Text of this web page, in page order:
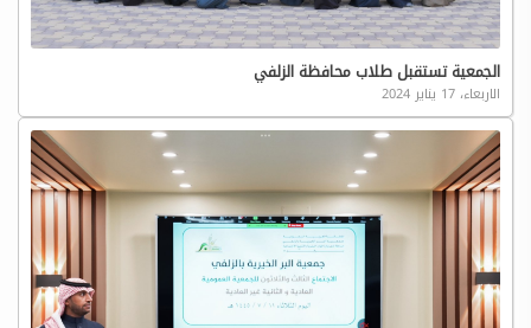
الجمعية تستقبل طلاب محافظة الزلفي
الاربعاء، 17 يناير 2024